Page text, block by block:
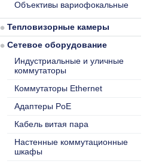
Объективы вариофокальные
Тепловизорные камеры
Сетевое оборудование
Индустриальные и уличные
коммутаторы
Коммутаторы Ethernet
Адаптеры PoE
Кабель витая пара
Настенные коммутационные
шкафы